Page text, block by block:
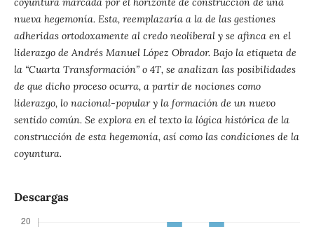
nueva hegemonía. Esta, reemplazaría a la de las gestiones
adheridas ortodoxamente al credo neoliberal y se afinca en el
liderazgo de Andrés Manuel López Obrador. Bajo la etiqueta de
la “Cuarta Transformación” o 4T, se analizan las posibilidades
de que dicho proceso ocurra, a partir de nociones como
liderazgo, lo nacional-popular y la formación de un nuevo
sentido común. Se explora en el texto la lógica histórica de la
construcción de esta hegemonía, así como las condiciones de la
coyuntura.
Descargas